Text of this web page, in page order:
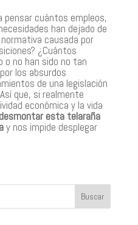
pensar cuántos empleos,
han dejado de
causada por
¿Cuántos
no han sido no tan
los absurdos
de una legislación
que, si realmente
económica y la vida
esta telaraña
y nos impide desplegar